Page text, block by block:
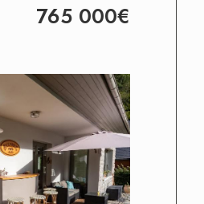
765 000€